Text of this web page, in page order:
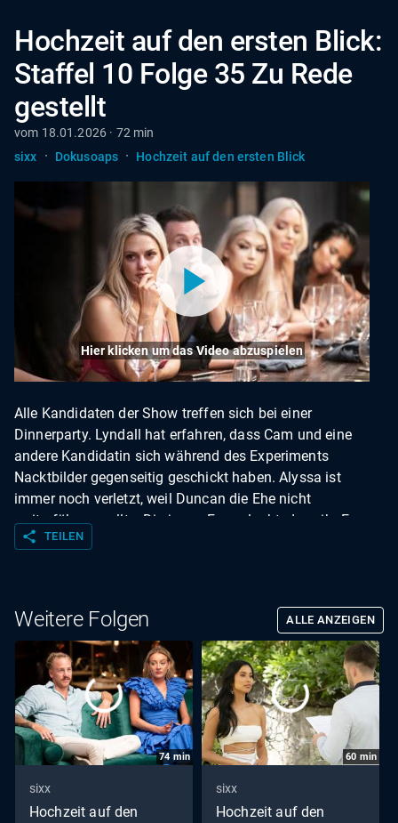
Hochzeit auf den ersten Blick:
Staffel 10 Folge 35 Zu Rede
gestellt
vom 18.01.2026 · 72 min
sixx
· Dokusoaps · Hochzeit auf den ersten Blick
Hier klicken um das Video abzuspielen
Alle Kandidaten der Show treffen sich bei einer
Dinnerparty. Lyndall hat erfahren, dass Cam und eine
andere Kandidatin sich während des Experiments
Nacktbilder gegenseitig geschickt haben. Alyssa ist
immer noch verletzt, weil Duncan die Ehe nicht
weiterführen wollte. Die junge Frau glaubt, dass ihr Ex-
Mann unehrliche Absichten hatte, und konfrontiert ihn
share TEILEN
Weitere Folgen ALLE ANZEIGEN
74 min
sixx
Hochzeit auf den
60 min
sixx
Hochzeit auf den